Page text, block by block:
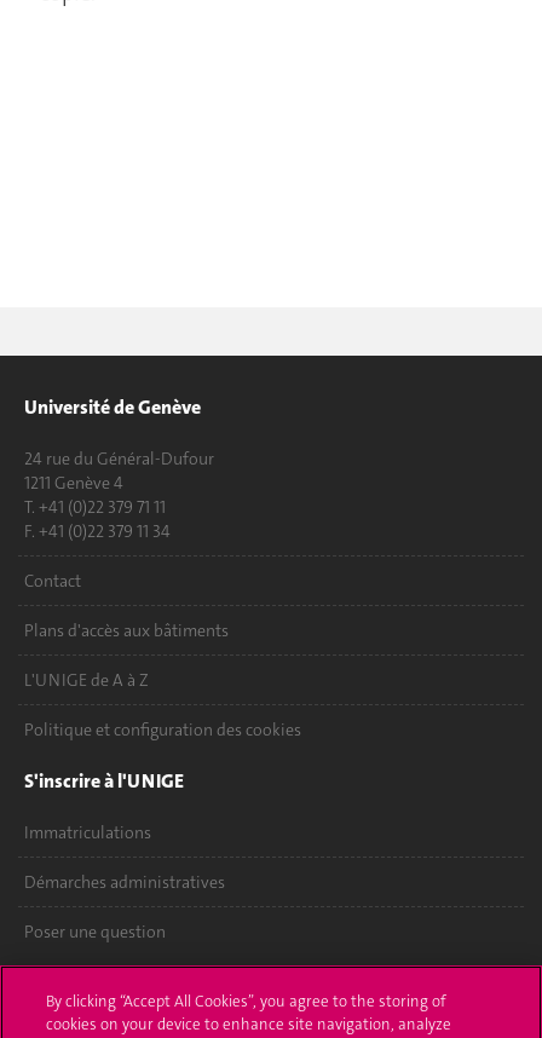
Université de Genève
24 rue du Général-Dufour
1211 Genève 4
T. +41 (0)22 379 71 11
F. +41 (0)22 379 11 34
Contact
Plans d'accès aux bâtiments
L'UNIGE de A à Z
Politique et configuration des cookies
S'inscrire à l'UNIGE
Immatriculations
Démarches administratives
Poser une question
By clicking “Accept All Cookies”, you agree to the storing of
cookies on your device to enhance site navigation, analyze